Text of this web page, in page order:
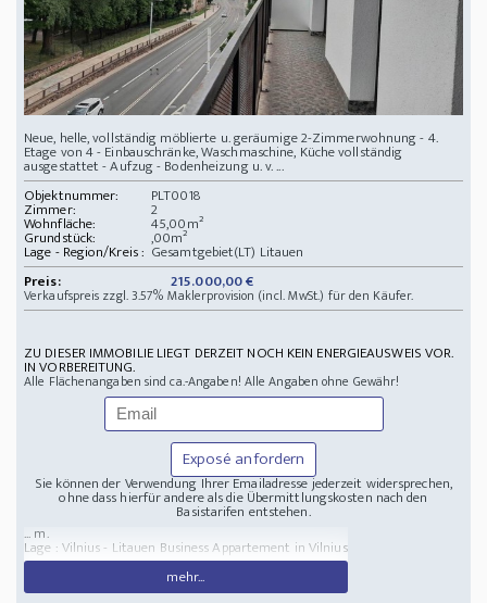
Neue, helle, vollständig möblierte u. geräumige 2-Zimmerwohnung - 4.
Etage von 4 - Einbauschränke, Waschmaschine, Küche vollständig
ausgestattet - Aufzug - Bodenheizung u. v. ...
Objektnummer:
PLT0018
Zimmer: 2
Wohnfläche: 45,00m²
Grundstück: ,00m²
Lage - Region/Kreis : Gesamtgebiet(LT) Litauen
Preis:
215.000,00 €
Verkaufspreis zzgl. 3.57% Maklerprovision (incl. MwSt.) für den Käufer.
ZU DIESER IMMOBILIE LIEGT DERZEIT NOCH KEIN ENERGIEAUSWEIS VOR.
IN VORBEREITUNG.
Alle Flächenangaben sind ca.-Angaben! Alle Angaben ohne Gewähr!
Exposé anfordern
Sie können der Verwendung Ihrer Emailadresse jederzeit widersprechen,
ohne dass hierfür andere als die Übermittlungskosten nach den
Basistarifen entstehen.
... m.
Lage : Vilnius - Litauen Business Appartement in Vilnius
mehr...